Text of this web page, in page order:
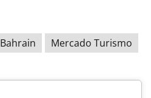
Bahrain Mercado Turismo